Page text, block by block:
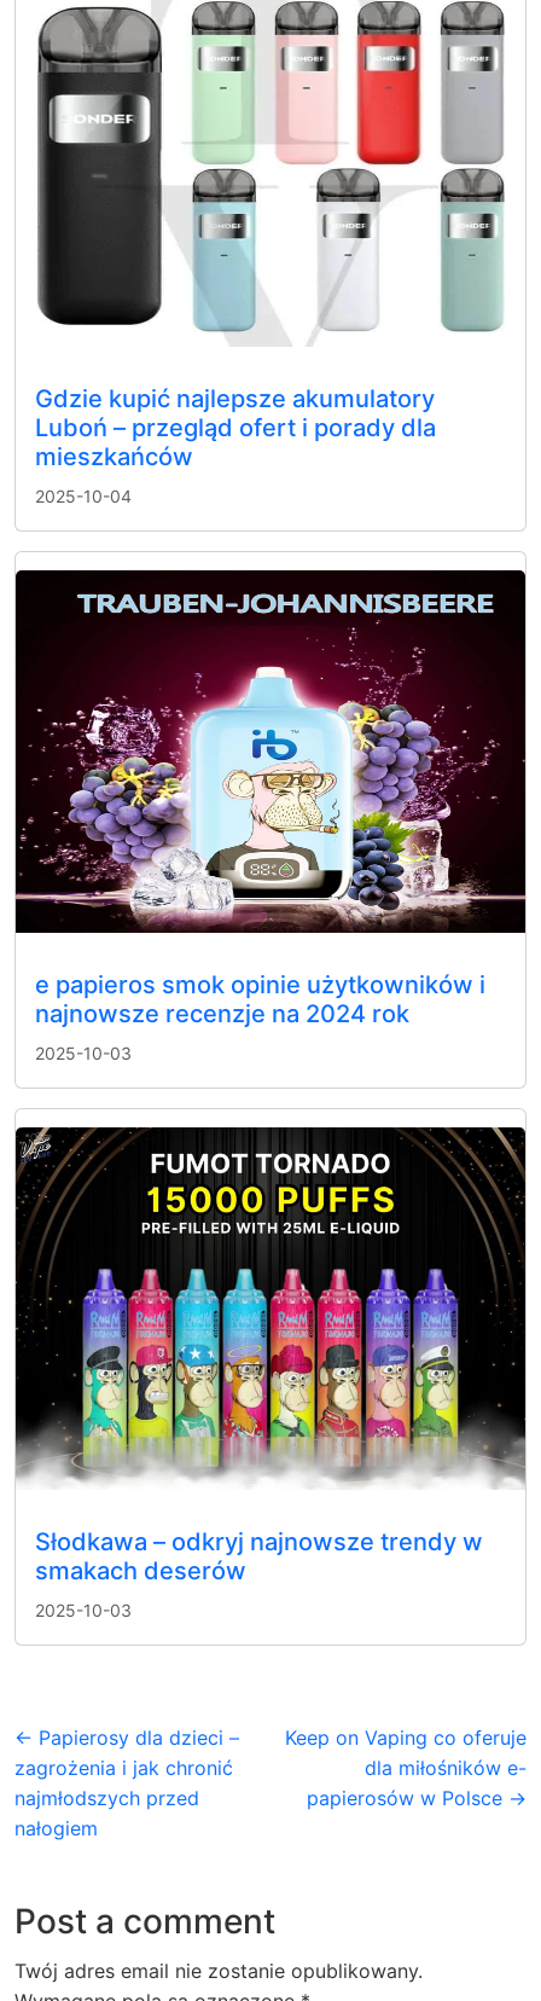
Gdzie kupić najlepsze akumulatory
Luboń – przegląd ofert i porady dla
mieszkańców
2025-10-04
e papieros smok opinie użytkowników i
najnowsze recenzje na 2024 rok
2025-10-03
Słodkawa – odkryj najnowsze trendy w
smakach deserów
2025-10-03
← Papierosy dla dzieci –
zagrożenia i jak chronić
najmłodszych przed
nałogiem
Keep on Vaping co oferuje
dla miłośników e-
papierosów w Polsce →
Post a comment
Twój adres email nie zostanie opublikowany.